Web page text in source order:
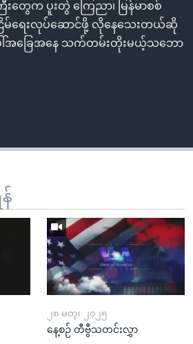
းတွေက ပူးတွဲ ကြေညာ၊ မြန်မာစစ်
မ်ရေးလုပ်ဆောင်ဖို့ လိုနေသေးတယ်ဆို
ေါ်အခြေအနေ သက်တမ်းတိုးမယ့်သဘော
၂၈ မတ္၊ ၂၀၂၅
နေ့စဉ် တီဗွီသတင်းလွှာ